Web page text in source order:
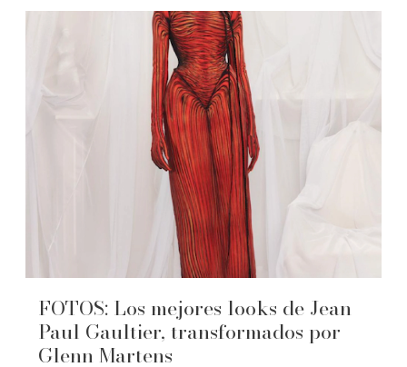
FOTOS: Los mejores looks de Jean
Paul Gaultier, transformados por
Glenn Martens